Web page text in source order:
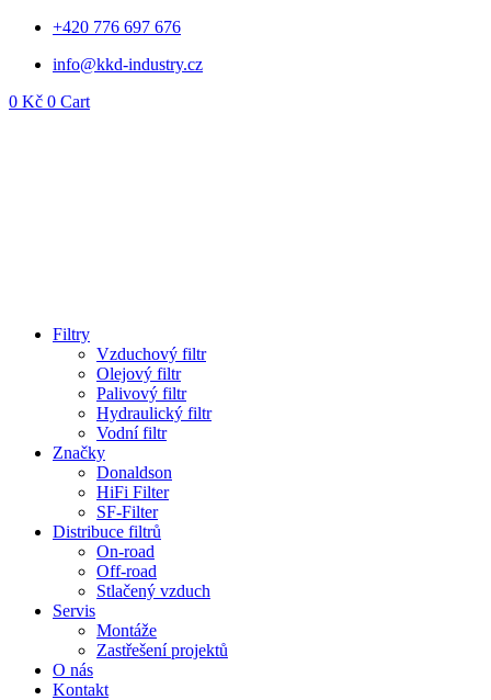
Přejít
obsahu
+420 776 697 676
info@kkd-industry.cz
0 Kč 0 Cart
Filtry
Vzduchový filtr
Olejový filtr
Palivový filtr
Hydraulický filtr
Vodní filtr
Značky
Donaldson
HiFi Filter
SF-Filter
Distribuce filtrů
On-road
Off-road
Stlačený vzduch
Servis
Montáže
Zastřešení projektů
O nás
Kontakt